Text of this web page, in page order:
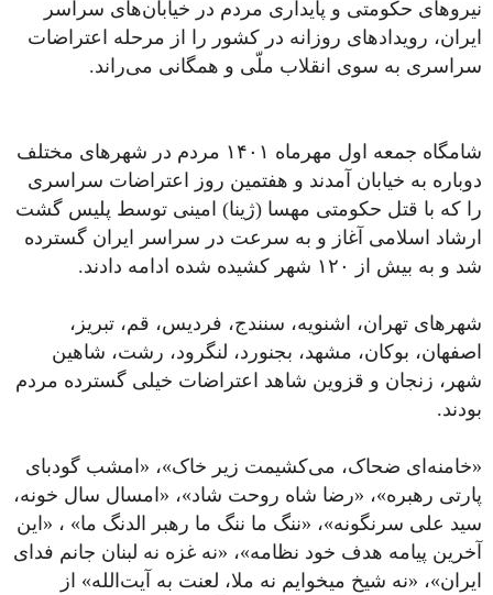
نیروهای حکومتی و پایداری مردم در خیابان‌های سراسر
ایران، رویدادهای روزانه در کشور را از مرحله اعتراضات
سراسری به سوی انقلاب ملّی و همگانی می‌راند.
شامگاه جمعه اول مهرماه ۱۴۰۱ مردم در شهرهای مختلف
دوباره به خیابان آمدند و هفتمین روز اعتراضات سراسری
را که با قتل حکومتی مهسا (ژینا) امینی توسط پلیس گشت
ارشاد اسلامی آغاز و به سرعت در سراسر ایران گسترده
شد و به بیش از ۱۲۰ شهر کشیده شده ادامه دادند.
شهرهای تهران، اشنویه، سنندج، فردیس، قم، تبریز،
اصفهان، بوکان، مشهد، بجنورد، لنگرود، رشت، شاهین
شهر، زنجان و قزوین شاهد اعتراضات خیلی گسترده مردم
بودند.
«خامنه‌ای ضحاک، می‌کشیمت زیر خاک»، «‌امشب گودبای‌
پارتی رهبره»، «رضا شاه روحت شاد»، «امسال سال خونه،
سید علی سرنگونه»، «ننگ ما ننگ ما رهبر الدنگ ما» ، «این
آخرین پیامه هدف خود نظامه»، «نه غزه نه لبنان جانم فدای
ایران»، «نه شیخ میخوایم نه ملا، لعنت به آیت‌الله» از